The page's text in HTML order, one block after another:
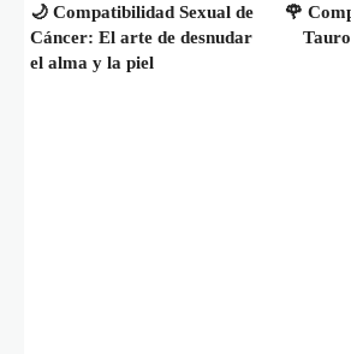
🌙 Compatibilidad Sexual de
Cáncer: El arte de desnudar
el alma y la piel
🌹